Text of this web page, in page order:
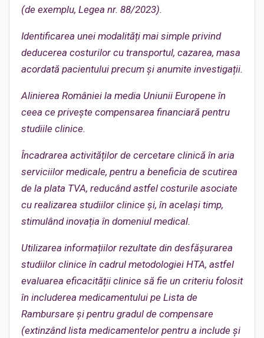
(de exemplu, Legea nr. 88/2023).
Identificarea unei modalități mai simple privind
deducerea costurilor cu transportul, cazarea, masa
acordată pacientului precum și anumite investigații.
Alinierea României la media Uniunii Europene în
ceea ce privește compensarea financiară pentru
studiile clinice.
Încadrarea activităților de cercetare clinică în aria
serviciilor medicale, pentru a beneficia de scutirea
de la plata TVA, reducând astfel costurile asociate
cu realizarea studiilor clinice și, în același timp,
stimulând inovația în domeniul medical.
Utilizarea informațiilor rezultate din desfășurarea
studiilor clinice în cadrul metodologiei HTA, astfel
evaluarea eficacității clinice să fie un criteriu folosit
în includerea medicamentului pe Lista de
Rambursare și pentru gradul de compensare
(extinzând lista medicamentelor pentru a include și